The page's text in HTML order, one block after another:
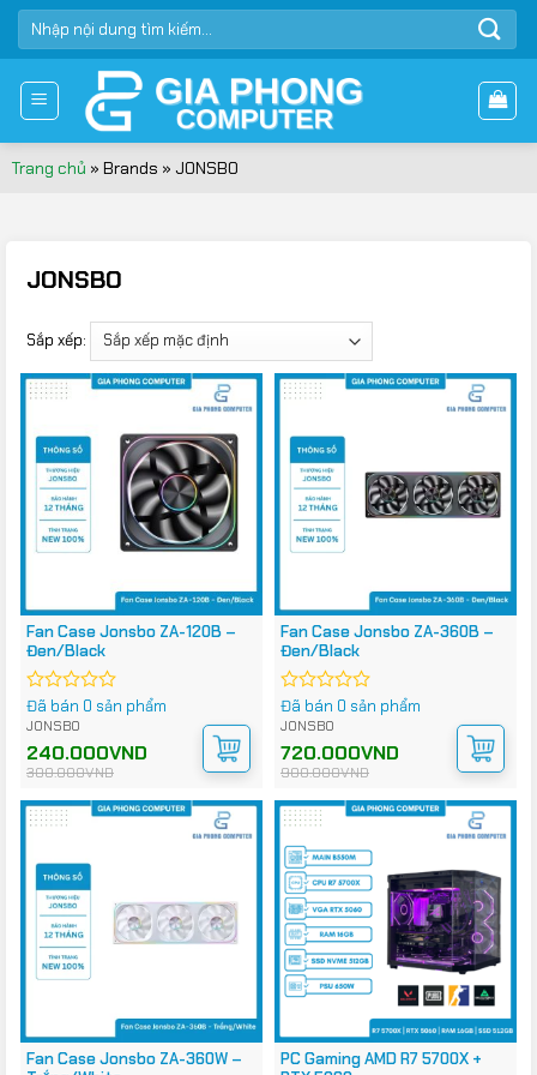
Bỏ
qua
dung
TÌM
KIẾM:
Trang chủ » Brands » JONSBO
JONSBO
Sắp xếp:
Fan Case Jonsbo ZA-120B –
Đen/Black
Được
xếp
0
5
Đã bán 0 sản phẩm
JONSBO
300.000VND
Giá
gốc
là:
240.000VND
Giá
hiện
tại
240.000VND.
Fan Case Jonsbo ZA-360B –
Đen/Black
Được
xếp
0
5
Đã bán 0 sản phẩm
JONSBO
900.000VND
Giá
gốc
là:
720.000VND
Giá
hiện
tại
720.000VND.
Fan Case Jonsbo ZA-360W –
PC Gaming AMD R7 5700X +